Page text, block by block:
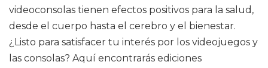
videoconsolas tienen efectos positivos para la salud,
desde el cuerpo hasta el cerebro y el bienestar.
¿Listo para satisfacer tu interés por los videojuegos y
las consolas? Aquí encontrarás ediciones